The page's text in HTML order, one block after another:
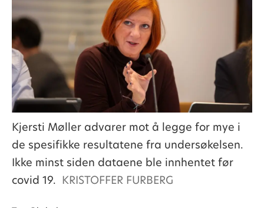
Kjersti Møller advarer mot å legge for mye i
de spesifikke resultatene fra undersøkelsen.
Ikke minst siden dataene ble innhentet før
covid 19. KRISTOFFER FURBERG